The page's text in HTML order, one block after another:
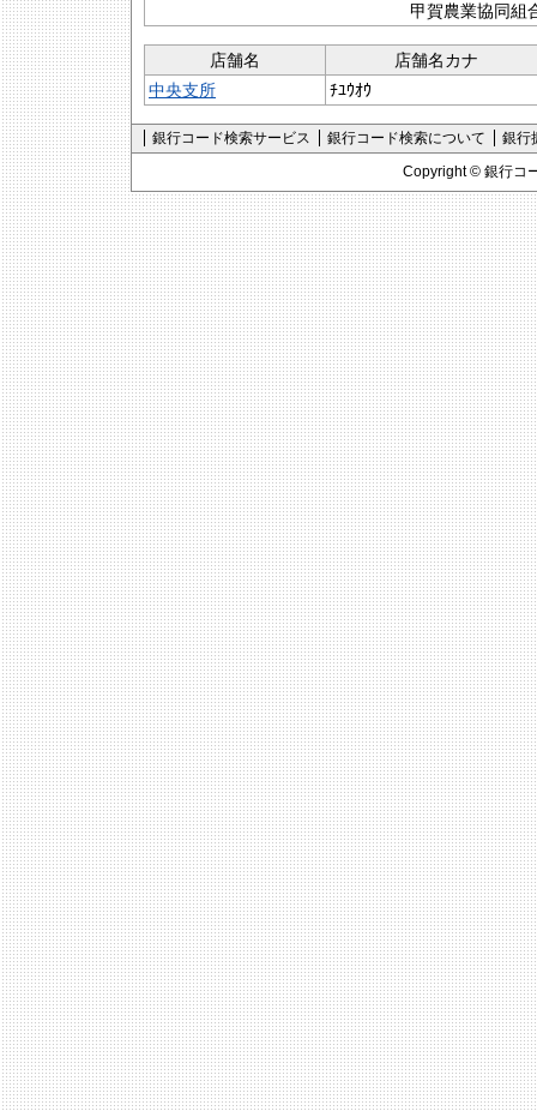
甲賀農業協同組
店舗名
店舗名カナ
中央支所
ﾁﾕｳｵｳ
銀行コード検索サービス 銀行コード検索について
銀行
Copyright © 銀行コ